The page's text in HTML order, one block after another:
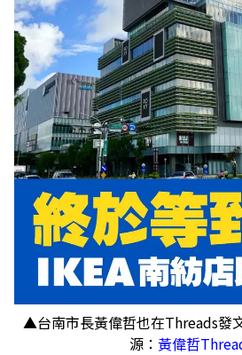
▲台南市長黃偉哲也在Threads發
源： 黃偉哲